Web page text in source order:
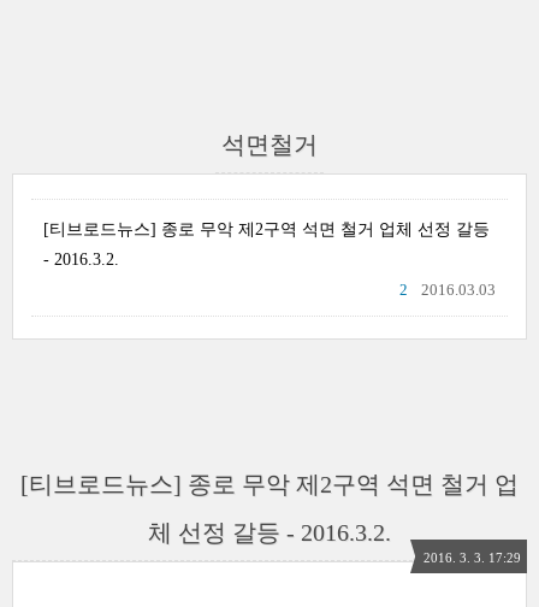
석면철거
[티브로드뉴스] 종로 무악 제2구역 석면 철거 업체 선정 갈등
- 2016.3.2.
2016.03.03
2
[티브로드뉴스] 종로 무악 제2구역 석면 철거 업
체 선정 갈등 - 2016.3.2.
2016. 3. 3. 17:29